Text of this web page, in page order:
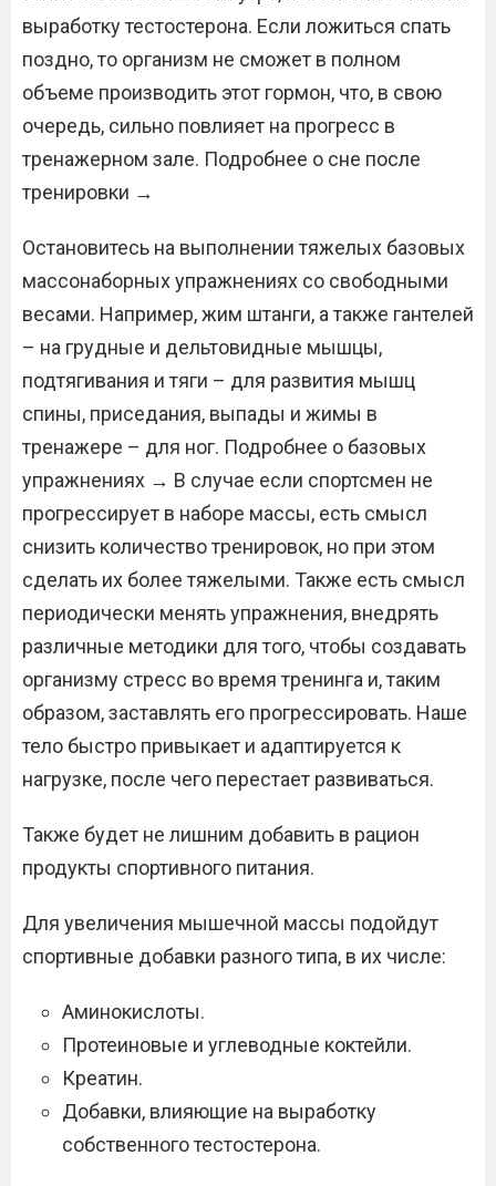
выработку тестостерона. Если ложиться спать
поздно, то организм не сможет в полном
объеме производить этот гормон, что, в свою
очередь, сильно повлияет на прогресс в
тренажерном зале. Подробнее о сне после
тренировки →
Остановитесь на выполнении тяжелых базовых
массонаборных упражнениях со свободными
весами. Например, жим штанги, а также гантелей
– на грудные и дельтовидные мышцы,
подтягивания и тяги – для развития мышц
спины, приседания, выпады и жимы в
тренажере – для ног. Подробнее о базовых
упражнениях → В случае если спортсмен не
прогрессирует в наборе массы, есть смысл
снизить количество тренировок, но при этом
сделать их более тяжелыми. Также есть смысл
периодически менять упражнения, внедрять
различные методики для того, чтобы создавать
организму стресс во время тренинга и, таким
образом, заставлять его прогрессировать. Наше
тело быстро привыкает и адаптируется к
нагрузке, после чего перестает развиваться.
Также будет не лишним добавить в рацион
продукты спортивного питания.
Для увеличения мышечной массы подойдут
спортивные добавки разного типа, в их числе:
Аминокислоты.
Протеиновые и углеводные коктейли.
Креатин.
Добавки, влияющие на выработку
собственного тестостерона.